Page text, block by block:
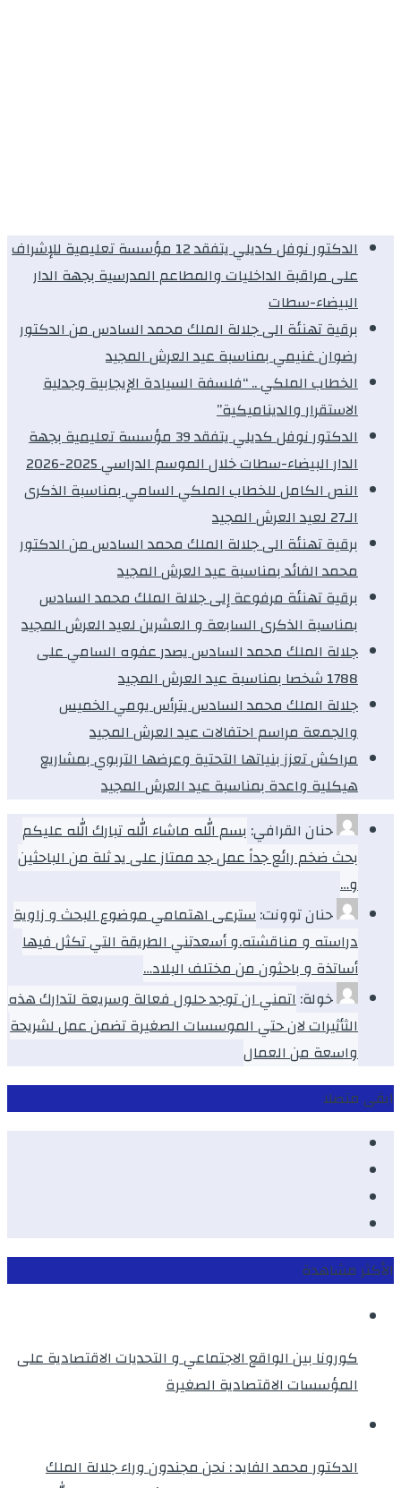
الدكتور نوفل كديلي يتفقد 12 مؤسسة تعليمية للإشراف
على مراقبة الداخليات والمطاعم المدرسية بجهة الدار
البيضاء-سطات
برقية تهنئة الى جلالة الملك محمد السادس من الدكتور
رضوان غنيمي بمناسبة عيد العرش المجيد
الخطاب الملكي .. “فلسفة السيادة الإيجابية وجدلية
الاستقرار والديناميكية”
الدكتور نوفل كديلي يتفقد 39 مؤسسة تعليمية بجهة
الدار البيضاء-سطات خلال الموسم الدراسي 2025-2026
النص الكامل للخطاب الملكي السامي بمناسبة الذكرى
الـ27 لعيد العرش المجيد
برقية تهنئة الى جلالة الملك محمد السادس من الدكتور
محمد الفائد بمناسبة عيد العرش المجيد
برقية تهنئة مرفوعة إلى جلالة الملك محمد السادس
بمناسبة الذكرى السابعة و العشرين لعيد العرش المجيد
جلالة الملك محمد السادس يصدر عفوه السامي على
1788 شخصا بمناسبة عيد العرش المجيد
جلالة الملك محمد السادس يترأس يومي الخميس
والجمعة مراسم احتفالات عيد العرش المجيد
مراكش تعزز بنياتها التحتية وعرضها التربوي بمشاريع
هيكلية واعدة بمناسبة عيد العرش المجيد
حنان القرافي: بسم الله ماشاء الله تبارك الله عليكم
بحث ضخم رائع جداً عمل جد ممتاز على يد ثلة من الباحثين
و…
حنان توونت:سترعى اهتمامي موضوع البحث و زاوية
دراسته و مناقشته.و أسعدتني الطريقة التي تكثل فيها
أساتذة و باحثون من مختلف البلاد…
خولة:اتمني ان توجد حلول فعالة وسريعة لتدارك هذه
الثأثيرات لان حتي الموسسات الصغيرة تضمن عمل لشريحة
واسعة من العمال
ابقى متصلا
الأكثر مشاهدة
كورونا بين الواقع الاجتماعي و التحديات الاقتصادية على
المؤسسات الاقتصادية الصغيرة
الدكتور محمد الفايد : نحن مجندون وراء جلالة الملك